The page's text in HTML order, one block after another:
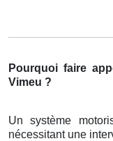
Pourquoi faire
Vimeu ?
Un système
nécessitant une